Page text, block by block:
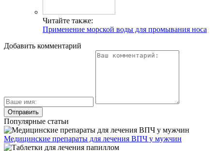
Читайте также:
Применение морской воды для промывания носа
Добавить комментарий
Популярные статьи
Медицинские препараты для лечения ВПЧ у мужчин